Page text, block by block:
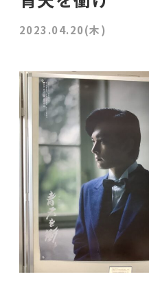
2023.04.20(木)